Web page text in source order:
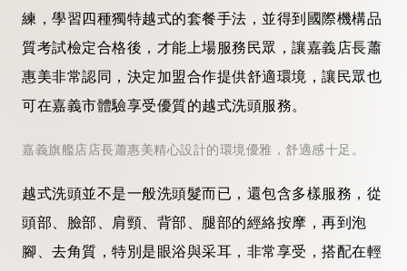
練，學習四種獨特越式的套餐手法，並得到國際機構品
質考試檢定合格後，才能上場服務民眾，讓嘉義店長蕭
惠美非常認同，決定加盟合作提供舒適環境，讓民眾也
可在嘉義市體驗享受優質的越式洗頭服務。
嘉義旗艦店店長蕭惠美精心設計的環境優雅，舒適感十足。
越式洗頭並不是一般洗頭髮而已，還包含多樣服務，從
頭部、臉部、肩頸、背部、腿部的經絡按摩，再到泡
腳、去角質，特別是眼浴與采耳，非常享受，搭配在輕